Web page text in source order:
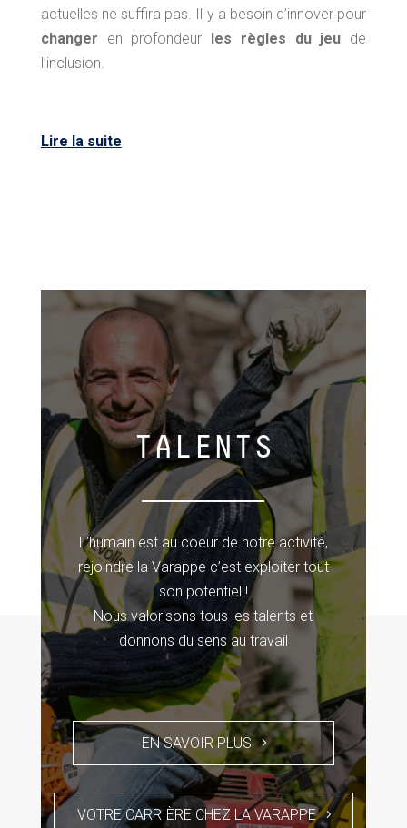
actuelles ne suffira pas. Il y a besoin d’innover pour
changer en profondeur les règles du jeu de
l’inclusion.
Lire la suite
TALENTS
L’humain est au coeur de notre activité,
rejoindre la Varappe c’est exploiter tout
son potentiel !
Nous valorisons tous les talents et
donnons du sens au travail
EN SAVOIR PLUS
VOTRE CARRIÈRE CHEZ LA VARAPPE